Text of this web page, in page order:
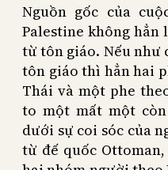
Nguồn gốc của
Palestine không
từ tôn giáo. Nếu như
tôn giáo thì hẳn hai
Thái và một phe
to một mất một
dưới sự coi sóc của
từ đế quốc